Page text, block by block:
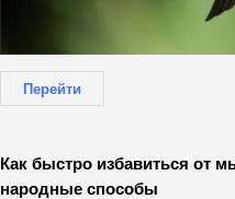
Перейти
Как быстро избавиться от
народные способы